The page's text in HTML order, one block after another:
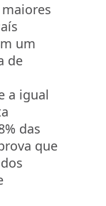
um
de
a igual
das
que